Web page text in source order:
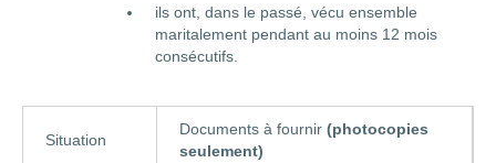
ils ont, dans le passé, vécu ensemble
maritalement pendant au moins 12 mois
consécutifs.
Situation
Documents à fournir (photocopies
seulement)